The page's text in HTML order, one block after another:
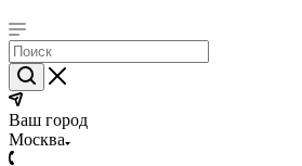
Ваш город
Москва